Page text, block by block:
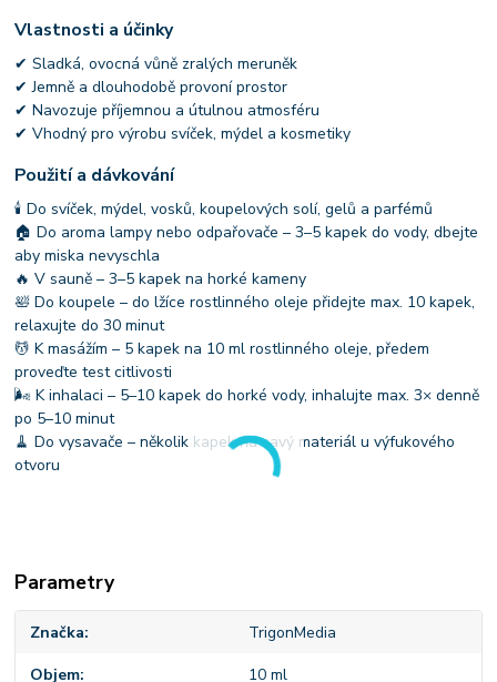
Vlastnosti a účinky
✔ Sladká, ovocná vůně zralých meruněk
✔ Jemně a dlouhodobě provoní prostor
✔ Navozuje příjemnou a útulnou atmosféru
✔ Vhodný pro výrobu svíček, mýdel a kosmetiky
Použití a dávkování
🕯 Do svíček, mýdel, vosků, koupelových solí, gelů a parfémů
🏠 Do aroma lampy nebo odpařovače – 3–5 kapek do vody, dbejte
aby miska nevyschla
🔥 V sauně – 3–5 kapek na horké kameny
🛀 Do koupele – do lžíce rostlinného oleje přidejte max. 10 kapek,
relaxujte do 30 minut
💆 K masážím – 5 kapek na 10 ml rostlinného oleje, předem
proveďte test citlivosti
🌬 K inhalaci – 5–10 kapek do horké vody, inhalujte max. 3× denně
po 5–10 minut
🧹 Do vysavače – několik kapek na savý materiál u výfukového
otvoru
Parametry
Značka TrigonMedia
Objem 10 ml